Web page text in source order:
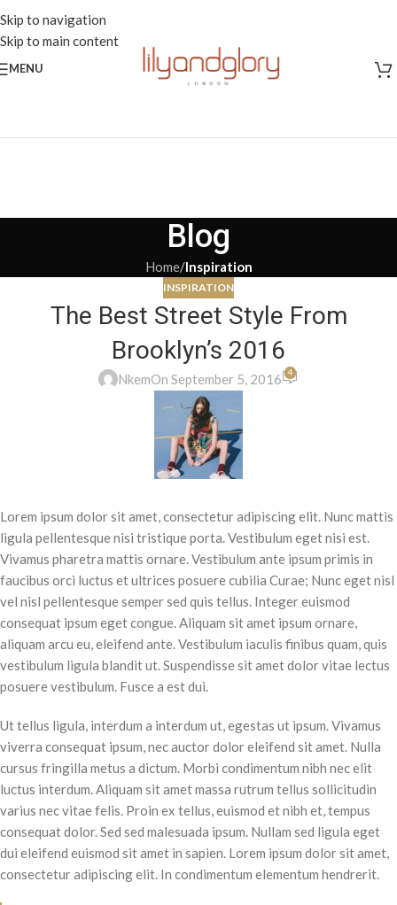
Skip to navigation
Skip to main content
MENU
Blog
Home/Inspiration
INSPIRATION
The Best Street Style From
Brooklyn’s 2016
NkemOn September 5, 2016 4
Lorem ipsum dolor sit amet, consectetur adipiscing elit. Nunc mattis
ligula pellentesque nisi tristique porta. Vestibulum eget nisi est.
Vivamus pharetra mattis ornare. Vestibulum ante ipsum primis in
faucibus orci luctus et ultrices posuere cubilia Curae; Nunc eget nisl
vel nisl pellentesque semper sed quis tellus. Integer euismod
consequat ipsum eget congue. Aliquam sit amet ipsum ornare,
aliquam arcu eu, eleifend ante. Vestibulum iaculis finibus quam, quis
vestibulum ligula blandit ut. Suspendisse sit amet dolor vitae lectus
posuere vestibulum. Fusce a est dui.
Ut tellus ligula, interdum a interdum ut, egestas ut ipsum. Vivamus
viverra consequat ipsum, nec auctor dolor eleifend sit amet. Nulla
cursus fringilla metus a dictum. Morbi condimentum nibh nec elit
luctus interdum. Aliquam sit amet massa rutrum tellus sollicitudin
varius nec vitae felis. Proin ex tellus, euismod et nibh et, tempus
consequat dolor. Sed sed malesuada ipsum. Nullam sed ligula eget
dui eleifend euismod sit amet in sapien. Lorem ipsum dolor sit amet,
consectetur adipiscing elit. In condimentum elementum hendrerit.